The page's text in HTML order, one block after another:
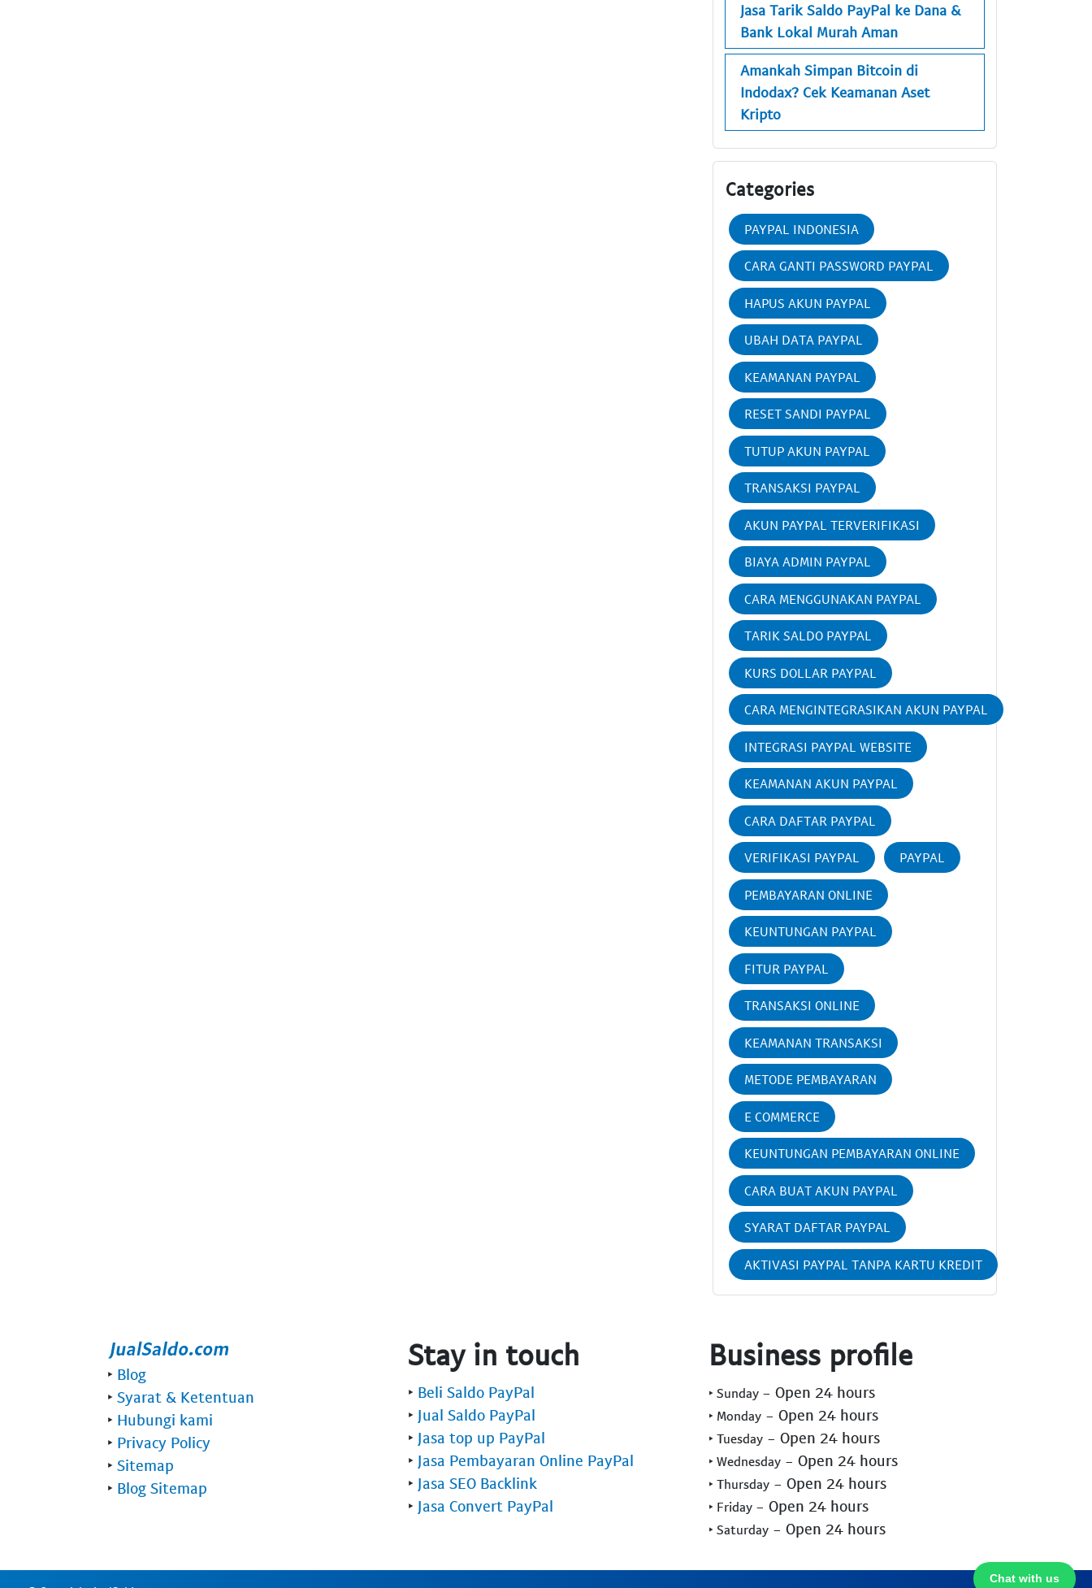
Jasa Tarik Saldo PayPal ke Dana &
Bank Lokal Murah Aman
Amankah Simpan Bitcoin di
Indodax? Cek Keamanan Aset
Kripto
Categories
PAYPAL INDONESIA
CARA GANTI PASSWORD PAYPAL
HAPUS AKUN PAYPAL
UBAH DATA PAYPAL
KEAMANAN PAYPAL
RESET SANDI PAYPAL
TUTUP AKUN PAYPAL
TRANSAKSI PAYPAL
AKUN PAYPAL TERVERIFIKASI
BIAYA ADMIN PAYPAL
CARA MENGGUNAKAN PAYPAL
TARIK SALDO PAYPAL
KURS DOLLAR PAYPAL
CARA MENGINTEGRASIKAN AKUN PAYPAL
INTEGRASI PAYPAL WEBSITE
KEAMANAN AKUN PAYPAL
CARA DAFTAR PAYPAL
VERIFIKASI PAYPAL PAYPAL
PEMBAYARAN ONLINE
KEUNTUNGAN PAYPAL
FITUR PAYPAL
TRANSAKSI ONLINE
KEAMANAN TRANSAKSI
METODE PEMBAYARAN
E COMMERCE
KEUNTUNGAN PEMBAYARAN ONLINE
CARA BUAT AKUN PAYPAL
SYARAT DAFTAR PAYPAL
AKTIVASI PAYPAL TANPA KARTU KREDIT
Chat with us
‣ Blog
‣ Syarat & Ketentuan
‣ Hubungi kami
‣ Privacy Policy
‣ Sitemap
‣ Blog Sitemap
Stay in touch
‣ Beli Saldo PayPal
‣ Jual Saldo PayPal
‣ Jasa top up PayPal
‣ Jasa Pembayaran Online PayPal
‣ Jasa SEO Backlink
‣ Jasa Convert PayPal
Business profile
‣ Sunday - Open 24 hours
‣ Monday - Open 24 hours
‣ Tuesday - Open 24 hours
‣ Wednesday - Open 24 hours
‣ Thursday - Open 24 hours
‣ Friday - Open 24 hours
‣ Saturday - Open 24 hours